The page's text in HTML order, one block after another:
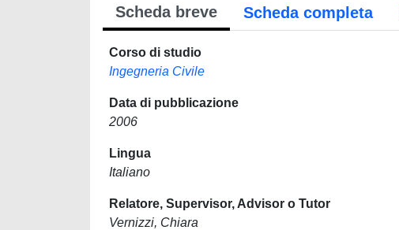
Scheda breve Scheda completa
Corso di studio
Ingegneria Civile
Data di pubblicazione
2006
Lingua
Italiano
Relatore, Supervisor, Advisor o Tutor
Vernizzi, Chiara